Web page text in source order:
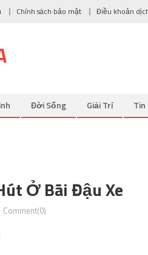
Chính sách bảo mật Điều khoản
Đời Sống Giải Trí Tin
Ở Bãi Đậu Xe
Comment(0)